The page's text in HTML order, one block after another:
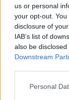
us or personal
your opt-out.
disclosure of
IAB’s list of
also be
Downstream
Personal